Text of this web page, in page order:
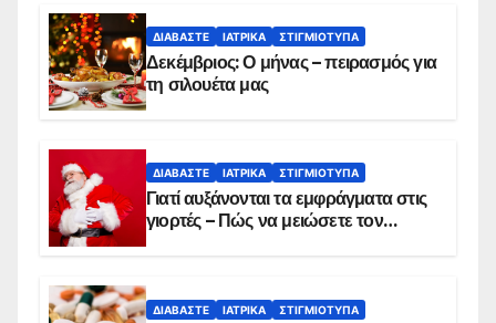
ΔΙΑΒΆΣΤΕ ΙΑΤΡΙΚΆ ΣΤΙΓΜΙΌΤΥΠΑ
Δεκέμβριος: Ο μήνας – πειρασμός για
τη σιλουέτα μας
ΔΙΑΒΆΣΤΕ ΙΑΤΡΙΚΆ ΣΤΙΓΜΙΌΤΥΠΑ
Γιατί αυξάνονται τα εμφράγματα στις
γιορτές – Πώς να μειώσετε τον
ΔΙΑΒΆΣΤΕ ΙΑΤΡΙΚΆ ΣΤΙΓΜΙΌΤΥΠΑ